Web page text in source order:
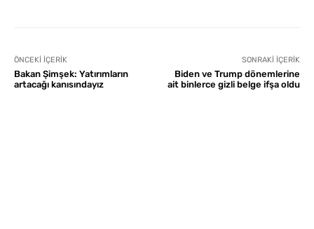
ÖNCEKI İÇERIK
Bakan Şimşek: Yatırımların
artacağı kanısındayız
SONRAKI İÇERIK
Biden ve Trump dönemlerine
ait binlerce gizli belge ifşa oldu